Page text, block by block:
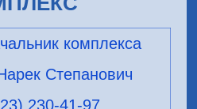
комплекса
Степанович
230-41-97